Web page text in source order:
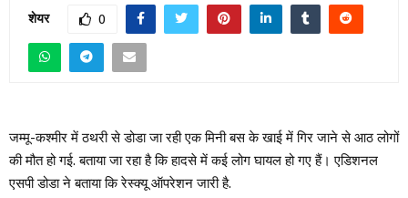
शेयर 0
जम्मू-कश्मीर में ठथरी से डोडा जा रही एक मिनी बस के खाई में गिर जाने से आठ लोगों
की मौत हो गई. बताया जा रहा है कि हादसे में कई लोग घायल हो गए हैं। एडिशनल
एसपी डोडा ने बताया कि रेस्क्यू ऑपरेशन जारी है.